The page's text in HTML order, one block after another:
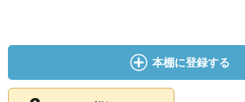
本棚に登録する